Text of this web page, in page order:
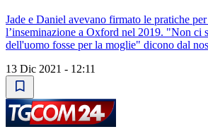
Jade e Daniel avevano firmato le pratiche
l’inseminazione a Oxford nel 2019. "Non ci
dell'uomo fosse per la moglie" dicono dal
13 Dic 2021 - 12:11